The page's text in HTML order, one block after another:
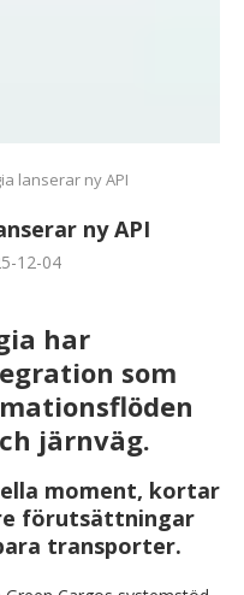
lanserar ny API
ny API
12-04
har
som
järnväg.
moment, kortar
förutsättningar
transporter.